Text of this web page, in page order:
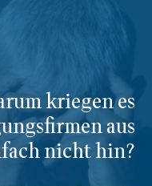
kriegen es
aus
nicht hin?